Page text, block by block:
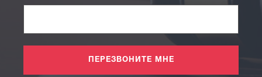
ПЕРЕЗВОНИТЕ МНЕ